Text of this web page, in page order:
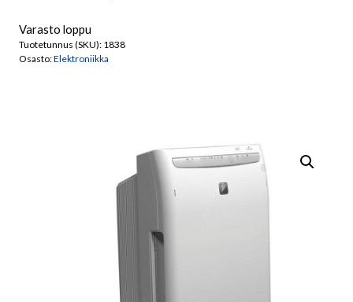
Varasto loppu
Tuotetunnus (SKU): 1838
Osasto:Elektroniikka